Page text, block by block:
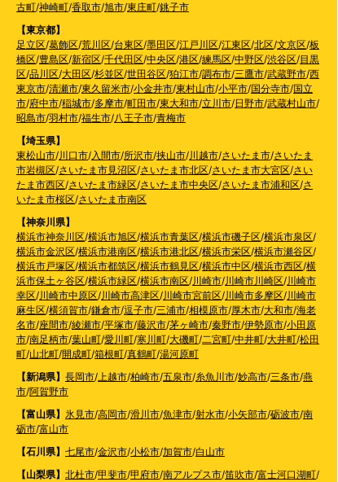
古町/神崎町/香取市/旭市/東庄町/銚子市
【東京都】
足立区/葛飾区/荒川区/台東区/墨田区/江戸川区/江東区/北区/文京区/板
橋区/豊島区/新宿区/千代田区/中央区/港区/練馬区/中野区/渋谷区/目黒
区/品川区/大田区/杉並区/世田谷区/狛江市/調布市/三鷹市/武蔵野市/西
東京市/清瀬市/東久留米市/小金井市/東村山市/小平市/国分寺市/国立
市/府中市/稲城市/多摩市/町田市/東大和市/立川市/日野市/武蔵村山市/
昭島市/羽村市/福生市/八王子市/青梅市
【埼玉県】
東松山市/川口市/入間市/所沢市/挟山市/川越市/さいたま市/さいたま
市岩槻区/さいたま市見沼区/さいたま市北区/さいたま市大宮区/さい
たま市西区/さいたま市緑区/さいたま市中央区/さいたま市浦和区/さ
いたま市桜区/さいたま市南区
【神奈川県】
横浜市神奈川区/横浜市旭区/横浜市青葉区/横浜市磯子区/横浜市泉区/
横浜市金沢区/横浜市港南区/横浜市港北区/横浜市栄区/横浜市瀬谷区/
横浜市戸塚区/横浜市都筑区/横浜市鶴見区/横浜市中区/横浜市西区/横
浜市保土ヶ谷区/横浜市緑区/横浜市南区/川崎市/川崎市川崎区/川崎市
幸区/川崎市中原区/川崎市高津区/川崎市宮前区/川崎市多摩区/川崎市
麻生区/横須賀市/鎌倉市/逗子市/三浦市/相模原市/厚木市/大和市/海老
名市/座間市/綾瀬市/平塚市/藤沢市/茅ヶ崎市/秦野市/伊勢原市/小田原
市/南足柄市/葉山町/愛川町/寒川町/大磯町/二宮町/中井町/大井町/松田
町/山北町/開成町/箱根町/真鶴町/湯河原町
【新潟県】 長岡市/上越市/柏崎市/五泉市/糸魚川市/妙高市/三条市/燕
市/阿賀野市
【富山県】 氷見市/高岡市/滑川市/魚津市/射水市/小矢部市/砺波市/南
砺市/富山市
【石川県】 七尾市/金沢市/小松市/加賀市/白山市
【山梨県】 北杜市/甲斐市/甲府市/南アルプス市/笛吹市/富士河口湖町/